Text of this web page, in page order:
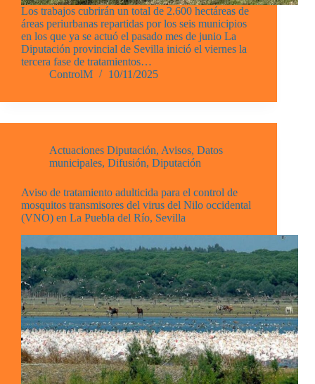
Los trabajos cubrirán un total de 2.600 hectáreas de
áreas periurbanas repartidas por los seis municipios
en los que ya se actuó el pasado mes de junio La
Diputación provincial de Sevilla inició el viernes la
tercera fase de tratamientos…
ControlM
10/11/2025
Actuaciones Diputación, Avisos, Datos
municipales, Difusión, Diputación
Aviso de tratamiento adulticida para el control de
mosquitos transmisores del virus del Nilo occidental
(VNO) en La Puebla del Río, Sevilla